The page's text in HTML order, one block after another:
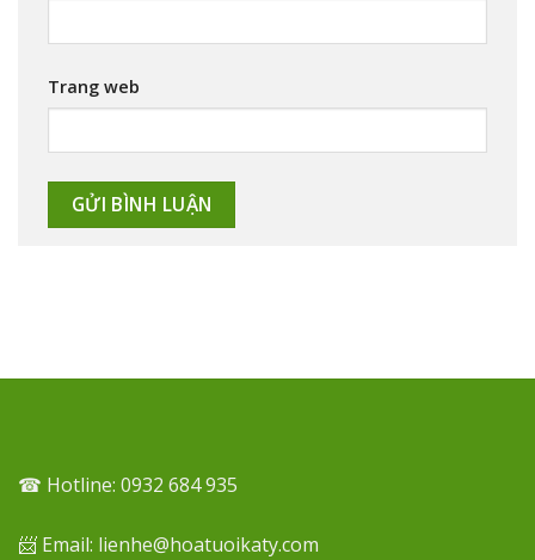
Trang web
☎ Hotline: 0932 684 935
📨 Email: lienhe@hoatuoikaty.com